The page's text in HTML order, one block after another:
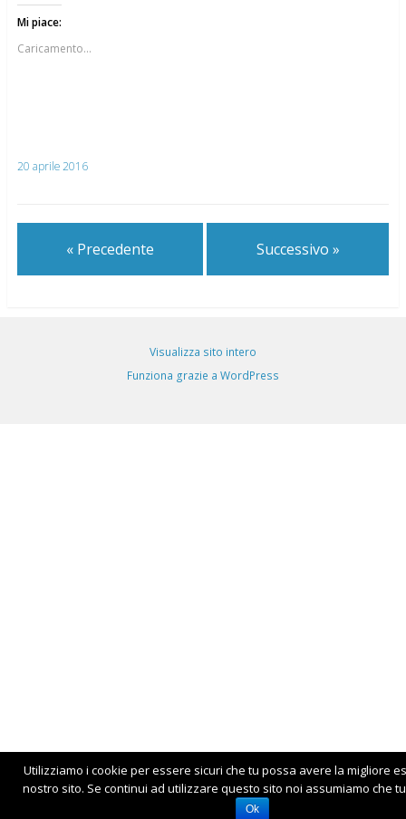
Mi piace:
Caricamento...
20 aprile 2016
« Precedente Successivo »
Visualizza sito intero
Funziona grazie a WordPress
Utilizziamo i cookie per essere sicuri che tu possa avere la migliore
nostro sito. Se continui ad utilizzare questo sito noi assumiamo che
Ok